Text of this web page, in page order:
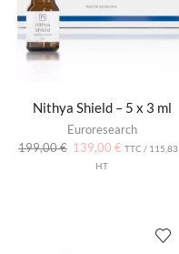
Nithya Shield – 5 x 3 ml
Euroresearch
199,00€ 139,00 € TTC / 115,83
HT